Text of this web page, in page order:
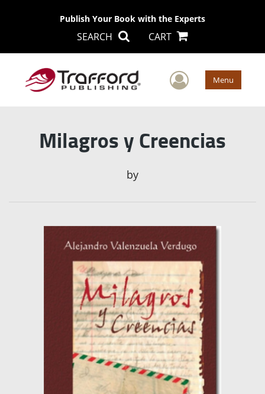
Publish Your Book with the Experts
SEARCH CART
User Menu
Milagros y Creencias
by